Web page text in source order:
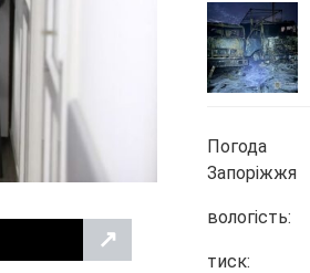
↗
Погода
Запоріжжя
вологість:
тиск: